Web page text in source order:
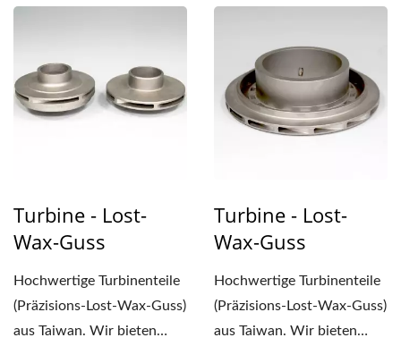
Turbine - Lost-
Wax-Guss
Hochwertige Turbinenteile
(Präzisions-Lost-Wax-Guss)
aus Taiwan. Wir bieten
Turbine - Lost-
Wax-Guss
Hochwertige Turbinenteile
(Präzisions-Lost-Wax-Guss)
aus Taiwan. Wir bieten